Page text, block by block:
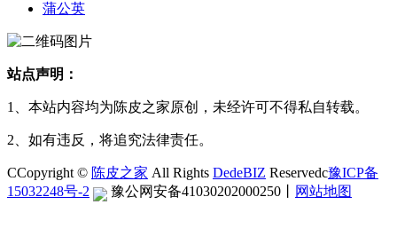
蒲公英
站点声明：
1、本站内容均为陈皮之家原创，未经许可不得私自转载。
2、如有违反，将追究法律责任。
CCopyright © 陈皮之家 All Rights DedeBIZ Reservedc豫ICP备
15032248号-2
豫公网安备41030202000250 网站地图